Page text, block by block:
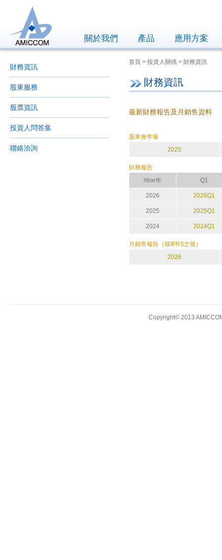
關於我們 產品 應用方案
財務資訊
股東服務
股票資訊
投資人問答集
聯絡洽詢
首頁 > 投資人關係 > 財務資訊
財務資訊
最新財務報告及月銷售資料
股東會年報
2025
財務報告
Year年
Q1
2026 2026Q1
2025 2025Q1
2024 2024Q1
月銷售報告（採IFRS之後）
2026
Copyright© 2013